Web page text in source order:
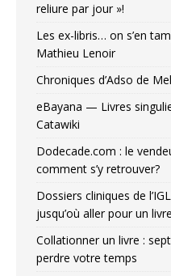
reliure par jour »!
Les ex-libris… on s’en
Mathieu Lenoir
Chroniques d’Adso de
eBayana — Livres
Catawiki
Dodecade.com : le
comment s’y retrouver?
Dossiers cliniques de
jusqu’où aller pour un livre
Collationner un livre :
perdre votre temps